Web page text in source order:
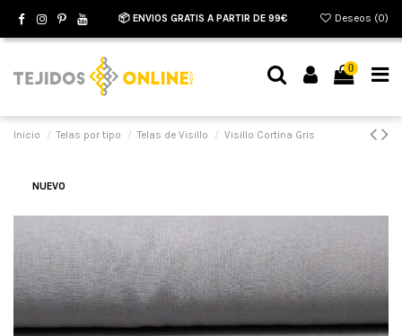
📦 ENVIOS GRATIS A PARTIR DE 99€ Deseos (0)
0
Inicio Telas por tipo Telas de Visillo Visillo Cortina Gris
NUEVO